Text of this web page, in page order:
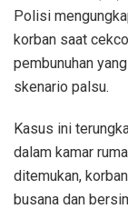
Polisi
korban saat
pembunuhan
skenario palsu.
Kasus ini
dalam kamar
ditemukan,
busana dan